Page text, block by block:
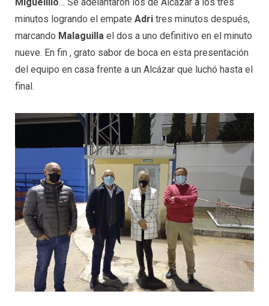
minutos logrando el empate Adri tres minutos después,
marcando Malaguilla el dos a uno definitivo en el minuto
nueve. En fin , grato sabor de boca en esta presentación
del equipo en casa frente a un Alcázar que luchó hasta el
final.